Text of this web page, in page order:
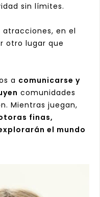
sin límites.
atracciones, en el
otro lugar que
a comunicarse y
comunidades
Mientras juegan,
finas,
el mundo